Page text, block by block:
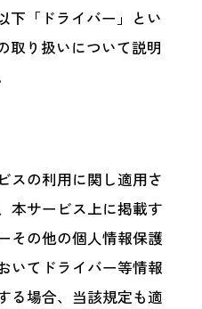
下「ドライバー」とい
取り扱いについて説明
スの利用に関し適用さ
本サービス上に掲載す
その他の個人情報保護
いてドライバー等情報
る場合、当該規定も適